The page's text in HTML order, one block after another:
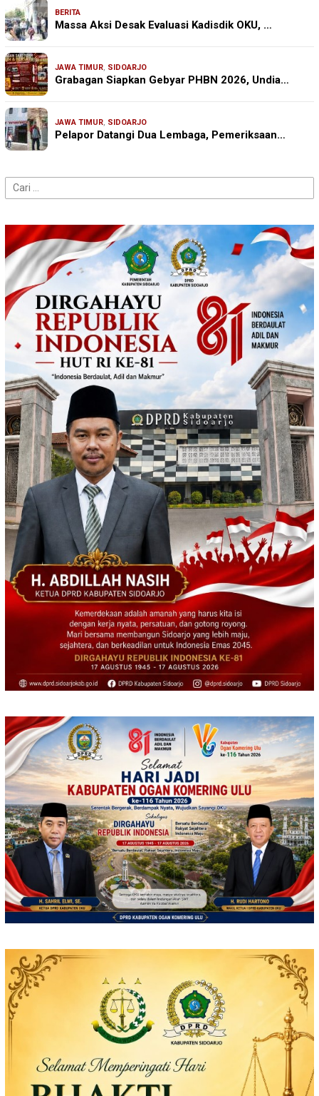
BERITA
Massa Aksi Desak Evaluasi Kadisdik OKU, …
JAWA TIMUR, SIDOARJO
Grabagan Siapkan Gebyar PHBN 2026, Undia…
JAWA TIMUR, SIDOARJO
Pelapor Datangi Dua Lembaga, Pemeriksaan…
Cari
untuk: